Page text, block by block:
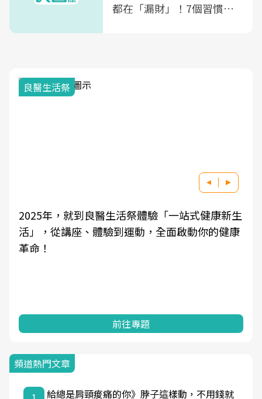
都在「漏財」！7個習慣一
良醫生活祭
2025年，就到良醫生活祭體驗「一站式健康新生
活」，從講座、體驗到運動，全面啟動你的健康
革命！
前往專題
頻道熱門文章
給總是肩頸痠痛的你》脖子這樣動，不用錢就